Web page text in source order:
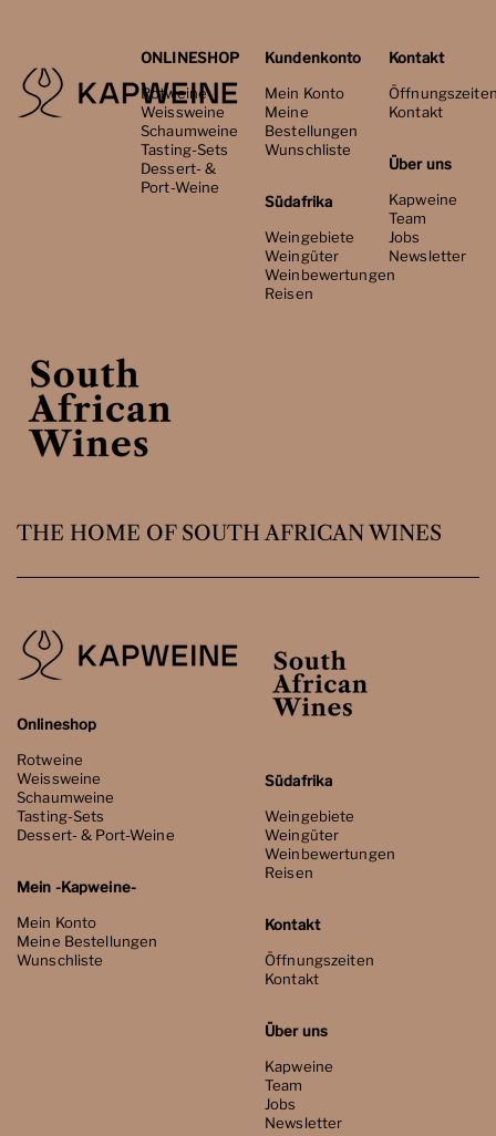
ONLINESHOP
Rotweine
Weissweine
Schaumweine
Tasting-Sets
Dessert- &
Port-Weine
Kundenkonto
Mein Konto
Meine
Bestellungen
Wunschliste
Südafrika
Weingebiete
Weingüter
Weinbewertungen
Reisen
Kontakt
Kontakt
Über uns
Kapweine
Team
Jobs
Newsletter
THE HOME OF SOUTH AFRICAN WINES
Onlineshop
Rotweine
Weissweine
Schaumweine
Tasting-Sets
Dessert- & Port-Weine
Mein -Kapweine-
Mein Konto
Meine Bestellungen
Wunschliste
Südafrika
Weingebiete
Weingüter
Weinbewertungen
Reisen
Kontakt
Öffnungszeiten
Kontakt
Über uns
Kapweine
Team
Jobs
Newsletter